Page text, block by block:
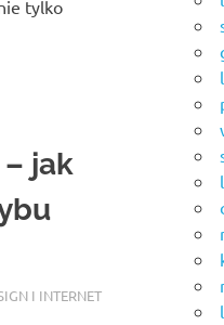
tylko
jak
I INTERNET